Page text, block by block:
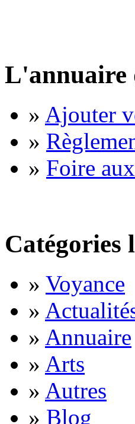
L'annuaire
» Ajouter
»
» Foire
Catégories
» Voyance
»
» Annuaire
» Arts
» Autres
» Blog